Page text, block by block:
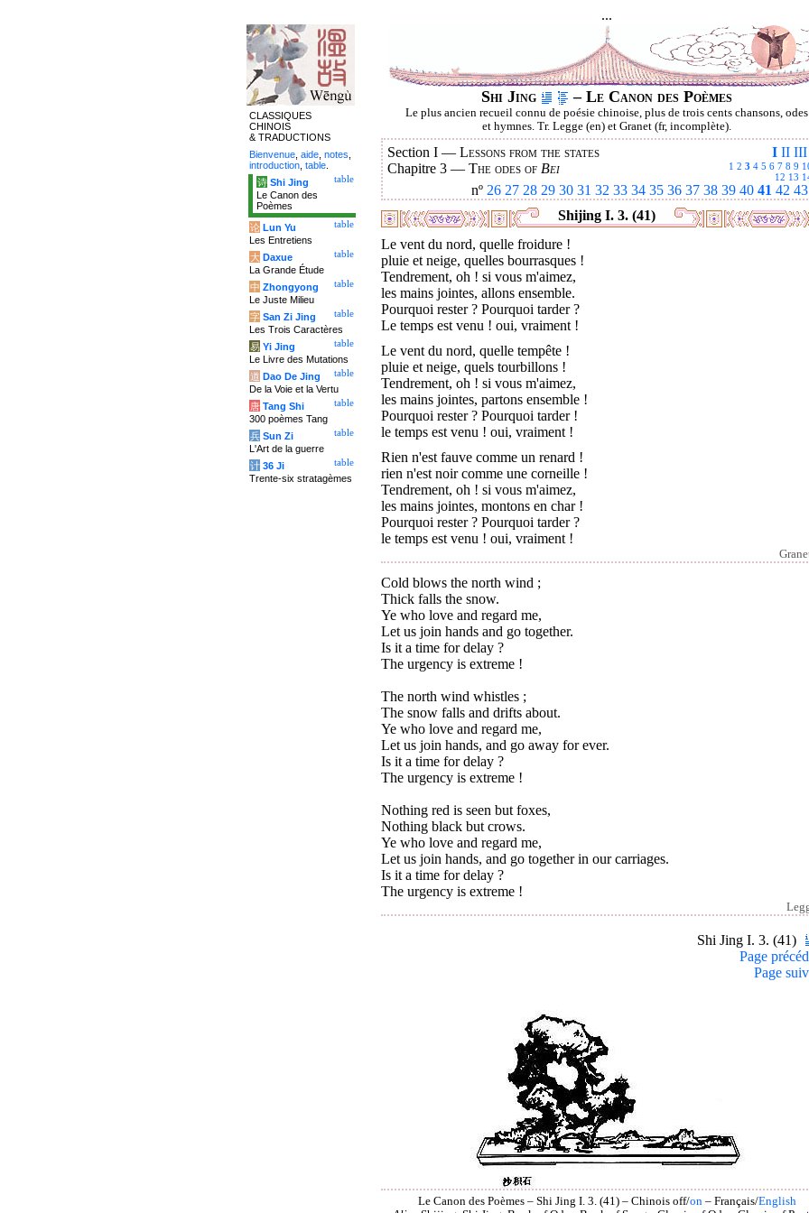
...
Shi Jing – Le Canon des Poèmes
Le plus ancien recueil connu de poésie chinoise, plus de trois cents chansons, odes
et hymnes. Tr. Legge (en) et Granet (fr, incomplète).
I II III
Section I — Lessons from the states
1 2 3 4 5 6 7 8 9
12 13
Chapitre 3 — The odes of Bei
nº 26 27 28 29 30 31 32 33 34 35 36 37 38 39 40 41 42 43
Shijing I. 3. (41)
Le vent du nord, quelle froidure !
pluie et neige, quelles bourrasques !
Tendrement, oh ! si vous m'aimez,
les mains jointes, allons ensemble.
Pourquoi rester ? Pourquoi tarder ?
Le temps est venu ! oui, vraiment !
Le vent du nord, quelle tempête !
pluie et neige, quels tourbillons !
Tendrement, oh ! si vous m'aimez,
les mains jointes, partons ensemble !
Pourquoi rester ? Pourquoi tarder !
le temps est venu ! oui, vraiment !
Rien n'est fauve comme un renard !
rien n'est noir comme une corneille !
Tendrement, oh ! si vous m'aimez,
les mains jointes, montons en char !
Pourquoi rester ? Pourquoi tarder ?
le temps est venu ! oui, vraiment !
Cold blows the north wind ;
Thick falls the snow.
Ye who love and regard me,
Let us join hands and go together.
Is it a time for delay ?
The urgency is extreme !
The north wind whistles ;
The snow falls and drifts about.
Ye who love and regard me,
Let us join hands, and go away for ever.
Is it a time for delay ?
The urgency is extreme !
Nothing red is seen but foxes,
Nothing black but crows.
Ye who love and regard me,
Let us join hands, and go together in our carriages.
Is it a time for delay ?
The urgency is extreme !
Shi Jing I. 3. (41)
Page
Page
Le Canon des Poèmes – Shi Jing I. 3. (41) – Chinois off/on – Français/English
CLASSIQUES
CHINOIS
& TRADUCTIONS
Bienvenue aide notes
introduction table
table
诗 Shi Jing
Le Canon des
Poèmes
table
论 Lun Yu
Les Entretiens
table
大 Daxue
La Grande Étude
table
中 Zhongyong
Le Juste Milieu
table
字 San Zi Jing
Les Trois Caractères
table
易 Yi Jing
Le Livre des Mutations
table
道 Dao De Jing
De la Voie et la Vertu
table
唐 Tang Shi
300 poèmes Tang
table
兵 Sun Zi
L'Art de la guerre
table
计 36 Ji
Trente-six stratagèmes